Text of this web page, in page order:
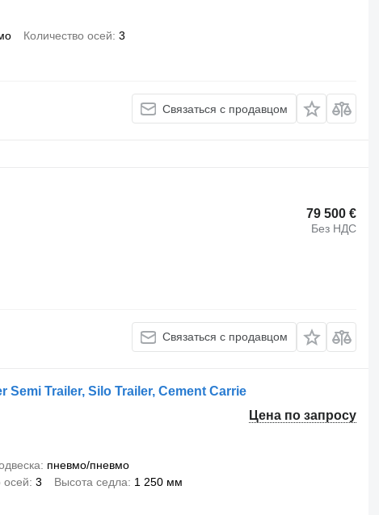
Количество осей 3
Связаться с продавцом
79 500 €
Без НДС
Связаться с продавцом
Semi Trailer, Silo Trailer, Cement Carrie
Цена по запросу
пневмо/пневмо
осей 3 Высота седла 1 250 мм